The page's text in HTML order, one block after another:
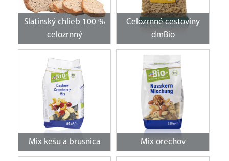
Slatinský chlieb 100 %
celozrnný
Celozrnné cestoviny
dmBio
Mix kešu a brusnica Mix orechov